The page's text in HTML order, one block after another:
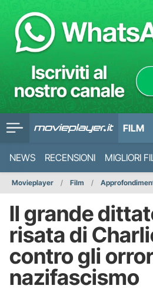
FILM
NEWS RECENSIONI MIGLIORI
Movieplayer Film
Il grande
risata di
contro gli
nazifascismo